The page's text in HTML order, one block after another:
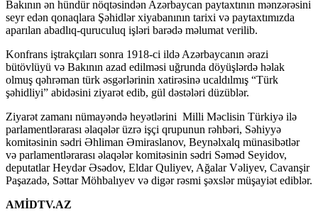
Bakının ən hündür nöqtəsindən Azərbaycan paytaxtının mənzərəsini
seyr edən qonaqlara Şəhidlər xiyabanının tarixi və paytaxtımızda
aparılan abadlıq-quruculuq işləri barədə məlumat verilib.
Konfrans iştrakçıları sonra 1918-ci ildə Azərbaycanın ərazi
bütövlüyü və Bakının azad edilməsi uğrunda döyüşlərdə həlak
olmuş qəhrəman türk əsgərlərinin xatirəsinə ucaldılmış “Türk
şəhidliyi” abidəsini ziyarət edib, gül dəstələri düzüblər.
Ziyarət zamanı nümayəndə heyətlərini Milli Məclisin Türkiyə ilə
parlamentlərarası əlaqələr üzrə işçi qrupunun rəhbəri, Səhiyyə
komitəsinin sədri Əhliman Əmiraslanov, Beynəlxalq münasibətlər
və parlamentlərarası əlaqələr komitəsinin sədri Səməd Seyidov,
deputatlar Heydər Əsədov, Eldar Quliyev, Ağalar Vəliyev, Cavanşir
Paşazadə, Səttar Möhbalıyev və digər rəsmi şəxslər müşayiət ediblər.
AMİDTV.AZ